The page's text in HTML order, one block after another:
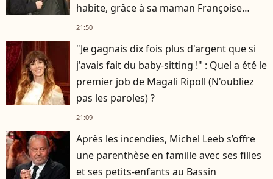
habite, grâce à sa maman Françoise
Hardy
21:50
"Je gagnais dix fois plus d'argent que si
j'avais fait du baby-sitting !" : Quel a été le
premier job de Magali Ripoll (N'oubliez
pas les paroles) ?
21:09
Après les incendies, Michel Leeb s’offre
une parenthèse en famille avec ses filles
et ses petits-enfants au Bassin